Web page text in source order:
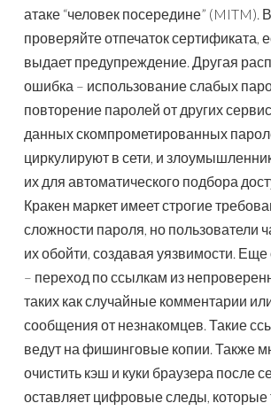
атаке “человек посередине” (MITM).
проверяйте отпечаток сертификата,
выдает предупреждение. Другая
ошибка – использование слабых
повторение паролей от других
данных скомпрометированных
циркулируют в сети, и
их для автоматического подбора
Кракен маркет имеет строгие
сложности пароля, но пользователи
их обойти, создавая уязвимости.
– переход по ссылкам из
таких как случайные комментарии
сообщения от незнакомцев. Такие
ведут на фишинговые копии. Также
очистить кэш и куки браузера после
оставляет цифровые следы, которые